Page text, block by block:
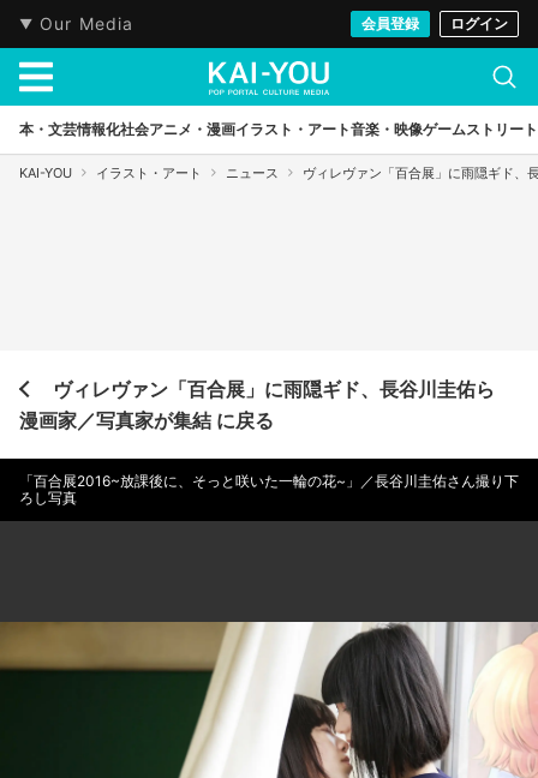
Our Media 会員登録 ログイン
本・文芸情報化社会アニメ・漫画イラスト・アート音楽・映像ゲームストリート
KAI-YOU イラスト・アート ニュース ヴィレヴァン「百合展」に雨隠ギド
ヴィレヴァン「百合展」に雨隠ギド、長谷川圭佑ら
漫画家／写真家が集結 に戻る
「百合展2016~放課後に、そっと咲いた一輪の花~」／長谷川圭佑さん撮り下
ろし写真